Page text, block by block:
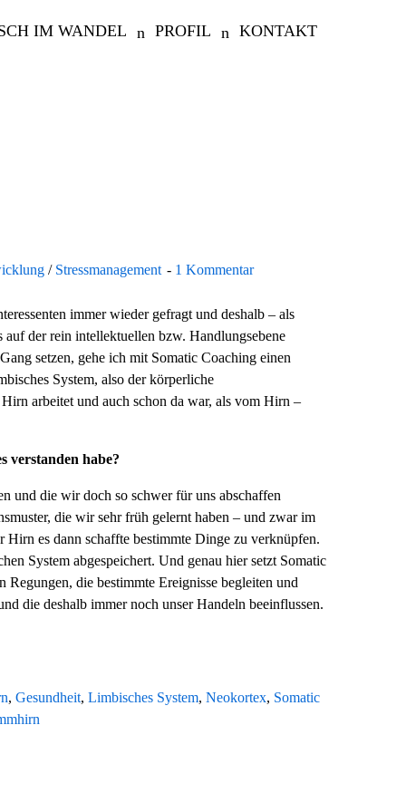
IM WANDEL PROFIL KONTAKT
/ Stressmanagement 1 Kommentar
immer wieder gefragt und deshalb – als
der rein intellektuellen bzw. Handlungsebene
setzen, gehe ich mit Somatic Coaching einen
System, also der körperliche
arbeitet und auch schon da war, als vom Hirn –
verstanden habe?
und die wir doch so schwer für uns abschaffen
die wir sehr früh gelernt haben – und zwar im
es dann schaffte bestimmte Dinge zu verknüpfen.
System abgespeichert. Und genau hier setzt Somatic
die bestimmte Ereignisse begleiten und
die deshalb immer noch unser Handeln beeinflussen.
,Gesundheit,Limbisches System,Neokortex, Somatic